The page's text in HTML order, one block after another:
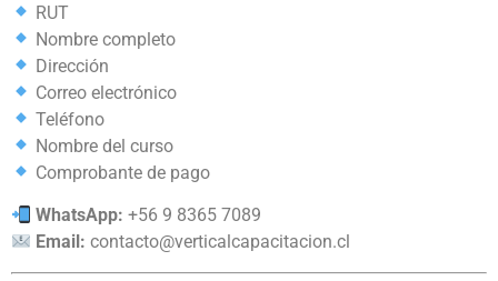
RUT
Nombre completo
Dirección
Correo electrónico
Teléfono
Nombre del curso
Comprobante de pago
WhatsApp: +56 9 8365 7089
Email: contacto@verticalcapacitacion.cl